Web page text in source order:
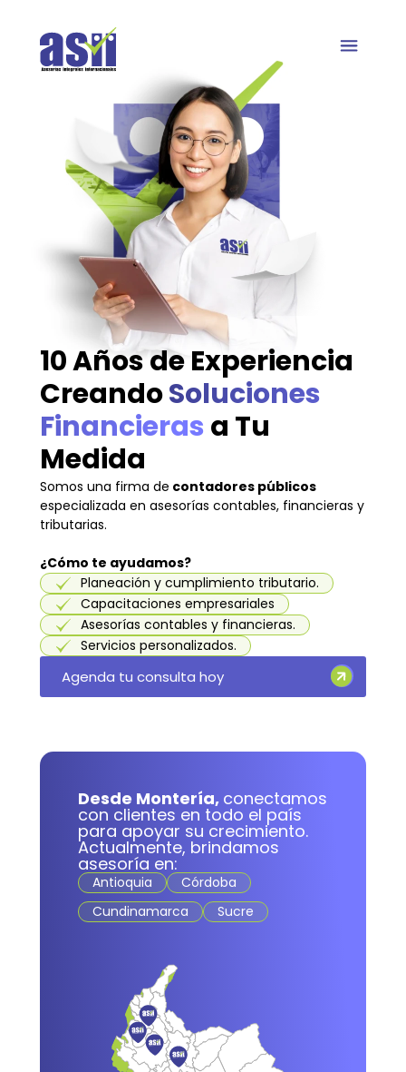
10 Años de Experiencia
CreandoSoluciones
Financieras a Tu
Medida
Somos una firma de contadores públicos
especializada en asesorías contables, financieras y
tributarias.
¿Cómo te ayudamos?
Planeación y cumplimiento tributario.
Capacitaciones empresariales
Asesorías contables y financieras.
Servicios personalizados.
Agenda tu consulta hoy
Desde Montería, conectamos
con clientes en todo el país
para apoyar su crecimiento.
Actualmente, brindamos
asesoría en:
Antioquia
Córdoba
Cundinamarca
Sucre